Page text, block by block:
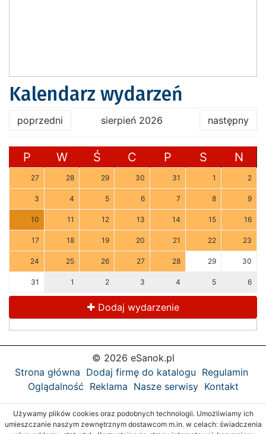
Kalendarz wydarzeń
poprzedni sierpień 2026 następny
P W Ś C P S N
27 28 29 30 31 1 2
3 4 5 6 7 8 9
10 11 12 13 14 15 16
17 18 19 20 21 22 23
24 25 26 27 28 29 30
31 1 2 3 4 5 6
Dodaj wydarzenie
© 2026 eSanok.pl
Strona główna Dodaj firmę do katalogu Regulamin
Oglądalność Reklama Nasze serwisy Kontakt
Używamy plików cookies oraz podobnych technologii. Umożliwiamy ich
umieszczanie naszym zewnętrznym dostawcom m.in. w celach: świadczenia